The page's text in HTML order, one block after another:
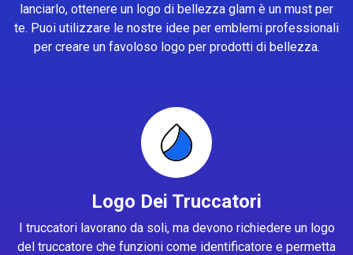
lanciarlo, ottenere un logo di bellezza glam è un must per
te. Puoi utilizzare le nostre idee per emblemi professionali
per creare un favoloso logo per prodotti di bellezza.
Logo Dei Truccatori
I truccatori lavorano da soli, ma devono richiedere un logo
del truccatore che funzioni come identificatore e permetta